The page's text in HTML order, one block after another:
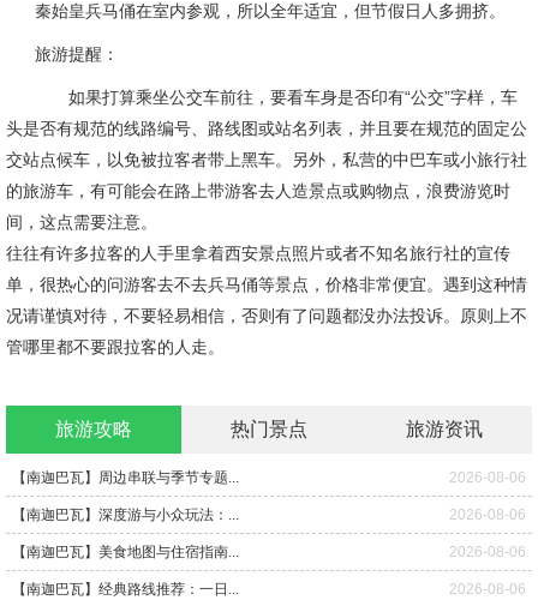
秦始皇兵马俑在室内参观，所以全年适宜，但节假日人多拥挤。
旅游提醒：
如果打算乘坐公交车前往，要看车身是否印有“公交”字样，车
头是否有规范的线路编号、路线图或站名列表，并且要在规范的固定公
交站点候车，以免被拉客者带上黑车。另外，私营的中巴车或小旅行社
的旅游车，有可能会在路上带游客去人造景点或购物点，浪费游览时
间，这点需要注意。
往往有许多拉客的人手里拿着西安景点照片或者不知名旅行社的宣传
单，很热心的问游客去不去兵马俑等景点，价格非常便宜。遇到这种情
况请谨慎对待，不要轻易相信，否则有了问题都没办法投诉。原则上不
管哪里都不要跟拉客的人走。
旅游攻略 热门景点 旅游资讯
【南迦巴瓦】周边串联与季节专题... 2026-08-06
【南迦巴瓦】深度游与小众玩法：... 2026-08-06
【南迦巴瓦】美食地图与住宿指南... 2026-08-06
【南迦巴瓦】经典路线推荐：一日... 2026-08-06